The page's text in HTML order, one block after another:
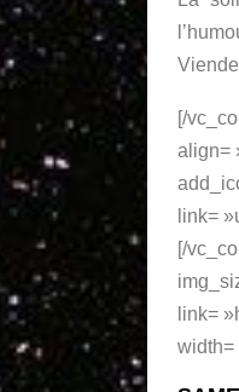
[/
align=
link=
[/
link=
width=